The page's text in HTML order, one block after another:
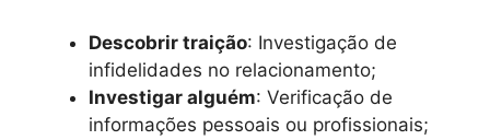
Descobrir traição: Investigação de
infidelidades no relacionamento;
Investigar alguém: Verificação de
informações pessoais ou profissionais;